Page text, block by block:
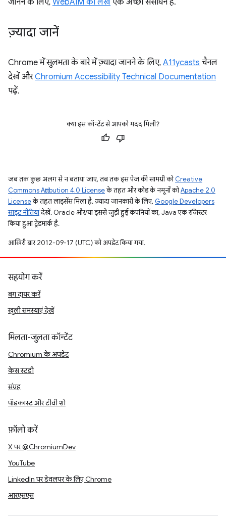
ज़्यादा जानें
Chrome में सुलभता के बारे में ज़्यादा जानने के लिए, A11ycasts चैनल
देखें औरChromium Accessibility Technical Documentation
पढ़ें.
क्या इस कॉन्टेंट से आपको मदद मिली?
जब तक कुछ अलग से न बताया जाए, तब तक इस पेज की सामग्री कोCreative
Commons Attribution 4.0 Licenseके तहत और कोड के नमूनों कोApache 2.0
Licenseके तहत लाइसेंस मिला है. ज़्यादा जानकारी के लिए, Google Developers
साइट नीतियांदेखें. Oracle और/या इससे जुड़ी हुई कंपनियों का, Java एक रजिस्टर
किया हुआ ट्रेडमार्क है.
आखिरी बार 2012-09-17 (UTC) को अपडेट किया गया.
सहयोग करें
बग दायर करें
खुली समस्याएं देखें
मिलता-जुलता कॉन्टेंट
Chromium के अपडेट
केस स्टडी
संग्रह
पॉडकास्ट और टीवी शो
फ़ॉलो करें
X पर @ChromiumDev
YouTube
LinkedIn पर डेवलपर के लिए Chrome
आरएसएस